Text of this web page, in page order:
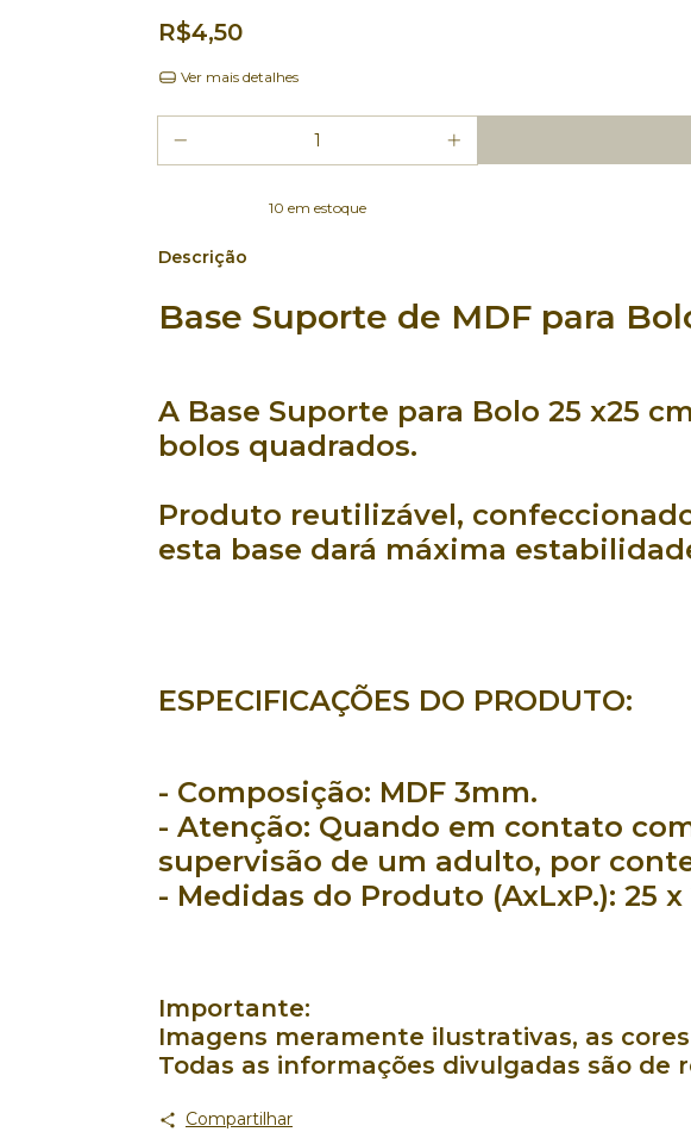
R$4,50
Ver mais detalhes
10 em estoque
Descrição
Base Suporte de MDF para
A Base Suporte para Bolo 25 x25 cm
bolos quadrados.
Produto reutilizável,
esta base dará máxima
ESPECIFICAÇÕES DO PRODUTO:
- Composição: MDF 3mm.
- Atenção: Quando em contato
supervisão de um adulto, por
- Medidas do Produto (AxLxP.): 25 x
Importante:
Imagens meramente ilustrativas, as
Todas as informações divulgadas são
Compartilhar